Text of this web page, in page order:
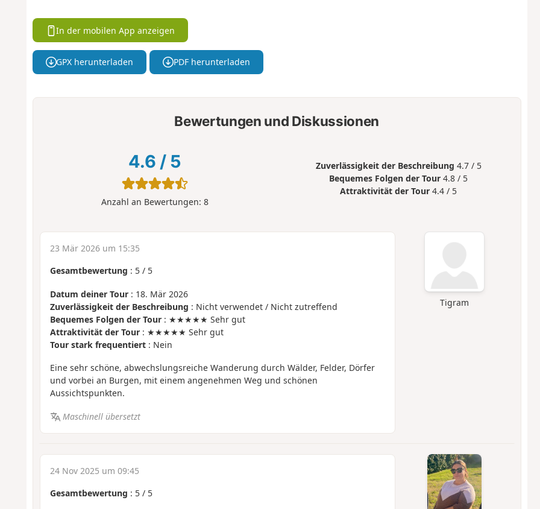
In der mobilen App anzeigen
GPX herunterladen PDF herunterladen
Bewertungen und Diskussionen
4.6 / 5
Anzahl an Bewertungen: 8
Zuverlässigkeit der Beschreibung 4.7 / 5
Bequemes Folgen der Tour 4.8 / 5
Attraktivität der Tour 4.4 / 5
Tigram
23 Mär 2026 um 15:35
Gesamtbewertung : 5/ 5
Datum deiner Tour: 18. Mär 2026
Zuverlässigkeit der Beschreibung : Nicht verwendet / Nicht zutreffend
Bequemes Folgen der Tour: ★★★★★ Sehr gut
Attraktivität der Tour: ★★★★★ Sehr gut
Tour stark frequentiert: Nein
Eine sehr schöne, abwechslungsreiche Wanderung durch Wälder, Felder, Dörfer
und vorbei an Burgen, mit einem angenehmen Weg und schönen
Aussichtspunkten.
Maschinell übersetzt
24 Nov 2025 um 09:45
Gesamtbewertung : 5/ 5